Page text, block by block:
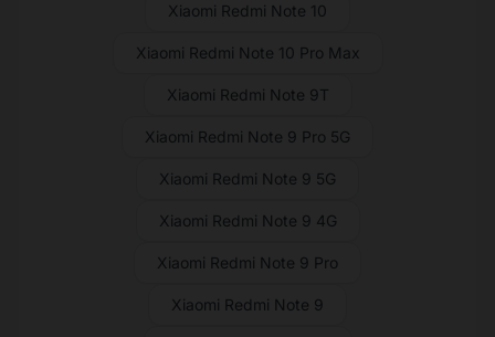
Xiaomi Redmi Note 10
Xiaomi Redmi Note 10 Pro Max
Xiaomi Redmi Note 9T
Xiaomi Redmi Note 9 Pro 5G
Xiaomi Redmi Note 9 5G
Xiaomi Redmi Note 9 4G
Xiaomi Redmi Note 9 Pro
Xiaomi Redmi Note 9